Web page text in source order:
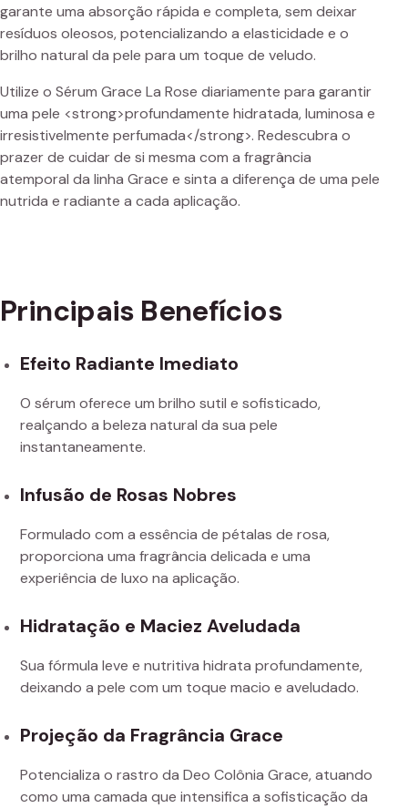
garante uma absorção rápida e completa, sem deixar
resíduos oleosos, potencializando a elasticidade e o
brilho natural da pele para um toque de veludo.
Utilize o Sérum Grace La Rose diariamente para garantir
uma pele <strong>profundamente hidratada, luminosa e
irresistivelmente perfumada</strong>. Redescubra o
prazer de cuidar de si mesma com a fragrância
atemporal da linha Grace e sinta a diferença de uma pele
nutrida e radiante a cada aplicação.
Principais Benefícios
Efeito Radiante Imediato
O sérum oferece um brilho sutil e sofisticado,
realçando a beleza natural da sua pele
instantaneamente.
Infusão de Rosas Nobres
Formulado com a essência de pétalas de rosa,
proporciona uma fragrância delicada e uma
experiência de luxo na aplicação.
Hidratação e Maciez Aveludada
Sua fórmula leve e nutritiva hidrata profundamente,
deixando a pele com um toque macio e aveludado.
Projeção da Fragrância Grace
Potencializa o rastro da Deo Colônia Grace, atuando
como uma camada que intensifica a sofisticação da